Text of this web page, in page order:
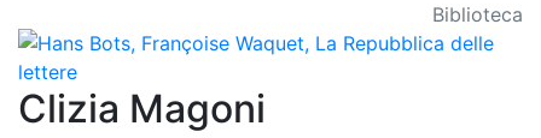
Biblioteca
Clizia Magoni